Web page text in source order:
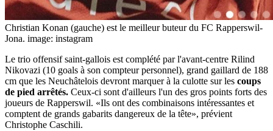
Christian Konan (gauche) est le meilleur buteur du FC Rapperswil-
Jona. image: instagram
Le trio offensif saint-gallois est complété par l'avant-centre Rilind
Nikovazi (10 goals à son compteur personnel), grand gaillard de 188
cm que les Neuchâtelois devront marquer à la culotte sur les coups
de pied arrêtés. Ceux-ci sont d'ailleurs l'un des gros points forts des
joueurs de Rapperswil. «Ils ont des combinaisons intéressantes et
comptent de grands gabarits dangereux de la tête», prévient
Christophe Caschili.